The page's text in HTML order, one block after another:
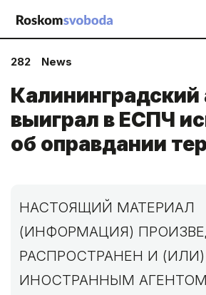
282 News
Калининградский
выиграл в ЕСПЧ
об оправдании
НАСТОЯЩИЙ МАТЕРИАЛ
(ИНФОРМАЦИЯ)
РАСПРОСТРАНЕН И
ИНОСТРАННЫМ АГЕНТОМ